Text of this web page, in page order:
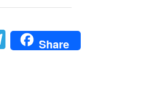
Telegram
Share